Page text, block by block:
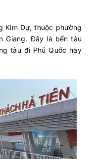
Kim Dự, thuộc phường
Giang. Đây là bến tàu
tàu đi Phú Quốc hay